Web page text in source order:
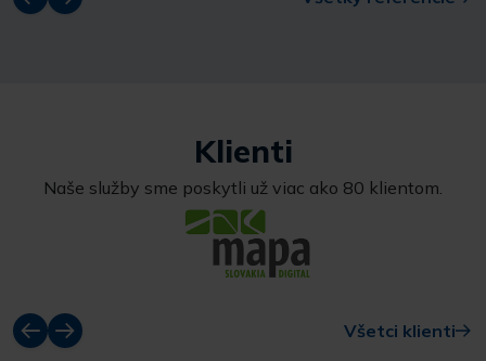
Klienti
Naše služby sme poskytli už viac ako 80 klientom.
Všetci klienti